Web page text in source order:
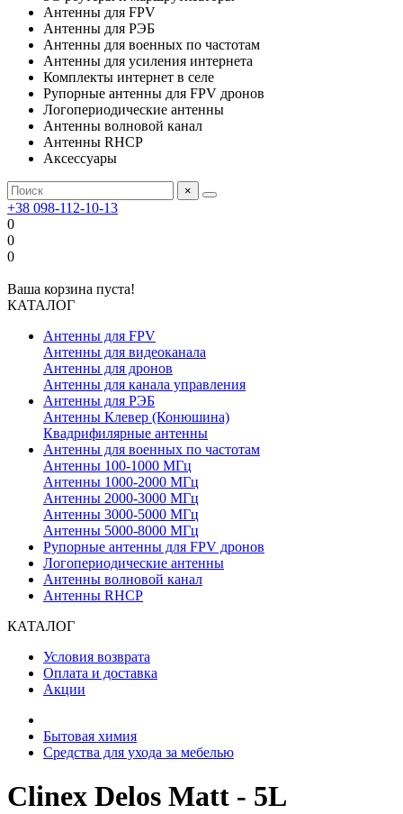
Антенны для FPV
Антенны для РЭБ
Антенны для военных по частотам
Антенны для усиления интернета
Комплекты интернет в селе
Рупорные антенны для FPV дронов
Логопериодические антенны
Антенны волновой канал
Антенны RHCP
Аксессуары
×
+38 098-112-10-13
0
0
0
Ваша корзина пуста!
КАТАЛОГ
Антенны для FPV
Антенны для видеоканала
Антенны для дронов
Антенны для канала управления
Антенны для РЭБ
Антенны Клевер (Конюшина)
Квадрифилярные антенны
Антенны для военных по частотам
Антенны 100-1000 МГц
Антенны 1000-2000 МГц
Антенны 2000-3000 МГц
Антенны 3000-5000 МГц
Антенны 5000-8000 МГц
Рупорные антенны для FPV дронов
Логопериодические антенны
Антенны волновой канал
Антенны RHCP
КАТАЛОГ
Условия возврата
Оплата и доставка
Акции
Бытовая химия
Средства для ухода за мебелью
Clinex Delos Matt - 5L